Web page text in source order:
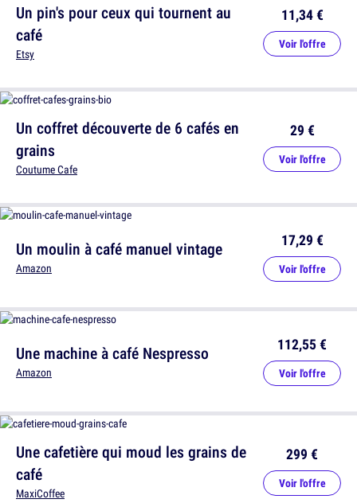
Un pin's pour ceux qui tournent au
café
Etsy
11,34 €
Voir l'offre
Un moulin à café manuel vintage
Amazon
17,29 €
Voir l'offre
Une cafetière qui moud les grains de
café
MaxiCoffee
299 €
Voir l'offre
Un coffret découverte de 6 cafés en
grains
Coutume Cafe
29 €
Voir l'offre
Une machine à café Nespresso
Amazon
112,55 €
Voir l'offre